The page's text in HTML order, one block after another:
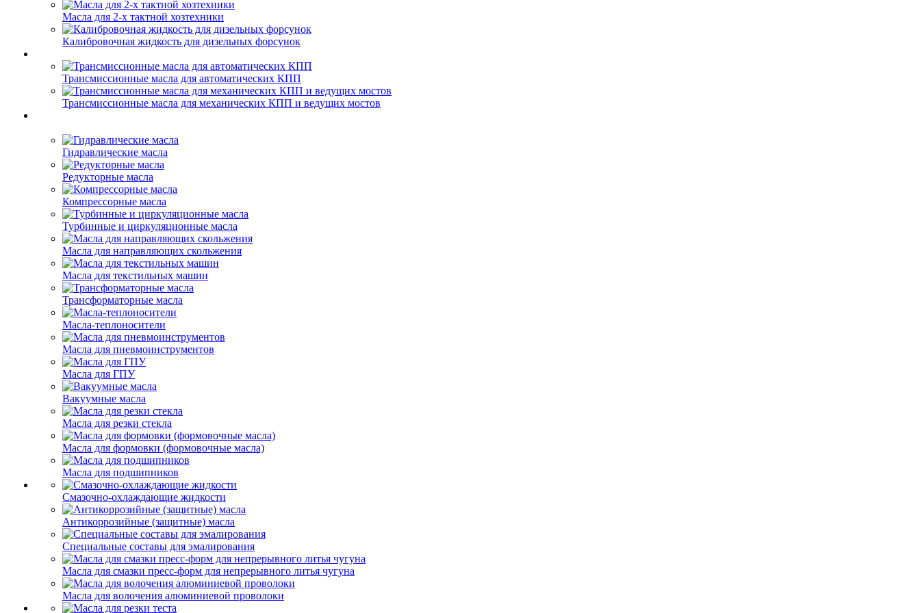
Масла для 2-х тактной хозтехники
Калибровочная жидкость для дизельных форсунок
Трансмиссионные масла для автоматических КПП
Трансмиссионные масла для механических КПП и ведущих мостов
Гидравлические масла
Редукторные масла
Компрессорные масла
Турбинные и циркуляционные масла
Масла для направляющих скольжения
Масла для текстильных машин
Трансформаторные масла
Масла-теплоносители
Масла для пневмоинструментов
Масла для ГПУ
Вакуумные масла
Масла для резки стекла
Масла для формовки (формовочные масла)
Масла для подшипников
Смазочно-охлаждающие жидкости
Антикоррозийные (защитные) масла
Специальные составы для эмалирования
Масла для смазки пресс-форм для непрерывного литья чугуна
Масла для волочения алюминиевой проволоки